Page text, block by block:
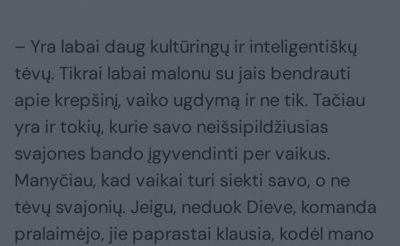
– Yra labai daug kultūringų ir inteligentiškų
tėvų. Tikrai labai malonu su jais bendrauti
apie krepšinį, vaiko ugdymą ir ne tik. Tačiau
yra ir tokių, kurie savo neišsipildžiusias
svajones bando įgyvendinti per vaikus.
Manyčiau, kad vaikai turi siekti savo, o ne
tėvų svajonių. Jeigu, neduok Dieve, komanda
pralaimėjo, jie paprastai klausia, kodėl mano